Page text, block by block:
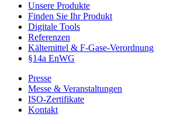
Unsere Produkte
Finden Sie Ihr Produkt
Digitale Tools
Referenzen
Kältemittel & F-Gase-Verordnung
§14a EnWG
Presse
Messe & Veranstaltungen
ISO-Zertifikate
Kontakt